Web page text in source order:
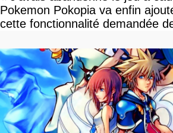
Pokemon Pokopia va enfin
cette fonctionnalité demandée